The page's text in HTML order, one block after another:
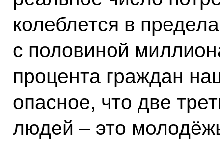
колеблется в
с половиной
процента граждан
опасное, что две
людей – это